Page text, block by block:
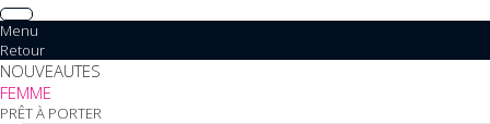
Menu
Retour
NOUVEAUTES
FEMME
PRÊT À PORTER